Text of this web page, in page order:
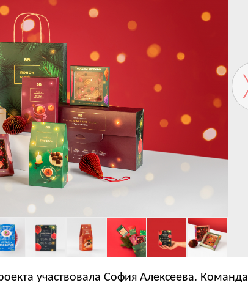
участвовала София Алексеева. Команда